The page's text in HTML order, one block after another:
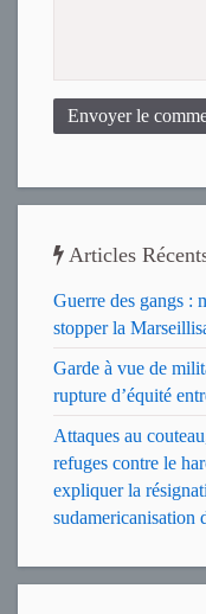
Envoyer le
Articles
Guerre des gangs :
stopper la
Garde à vue de
rupture d’équité
Attaques au
refuges contre le
expliquer la
sudamericanisation